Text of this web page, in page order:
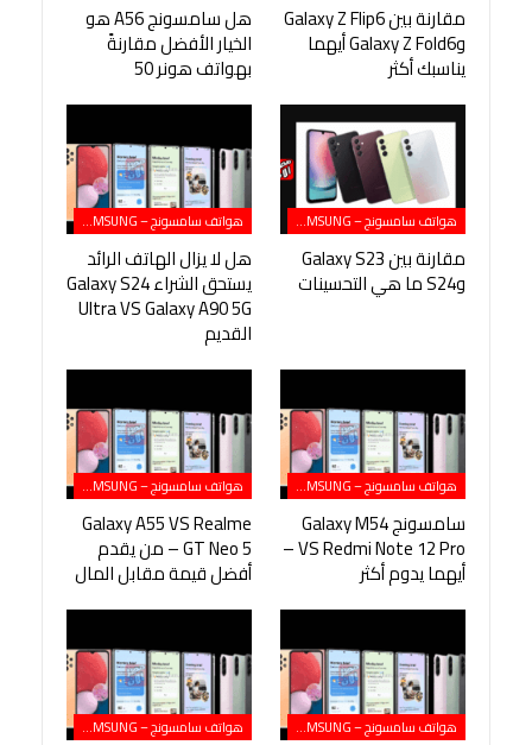
مقارنة بين Galaxy Z Flip6
وGalaxy Z Fold6 أيهما
يناسبك أكثر
هل سامسونج A56 هو
الخيار الأفضل مقارنةً
بهواتف هونر 50
هواتف سامسونج – SAMSUNG
مقارنة بين Galaxy S23
وS24 ما هي التحسينات
هواتف سامسونج – SAMSUNG
هل لا يزال الهاتف الرائد
يستحق الشراء Galaxy S24
Ultra VS Galaxy A90 5G
القديم
هواتف سامسونج – SAMSUNG
سامسونج Galaxy M54
VS Redmi Note 12 Pro –
أيهما يدوم أكثر
هواتف سامسونج – SAMSUNG
Galaxy A55 VS Realme
GT Neo 5 – من يقدم
أفضل قيمة مقابل المال
هواتف سامسونج – SAMSUNG هواتف سامسونج – SAMSUNG